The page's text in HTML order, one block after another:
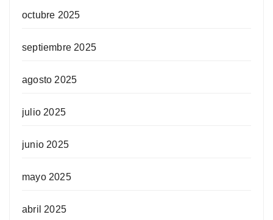
octubre 2025
septiembre 2025
agosto 2025
julio 2025
junio 2025
mayo 2025
abril 2025